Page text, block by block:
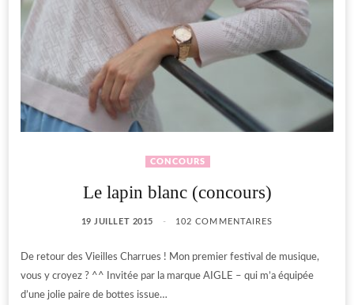
CONCOURS
Le lapin blanc (concours)
19 JUILLET 2015 102 COMMENTAIRES
De retour des Vieilles Charrues ! Mon premier festival de musique,
vous y croyez ? ^^ Invitée par la marque AIGLE – qui m’a équipée
d’une jolie paire de bottes issue…